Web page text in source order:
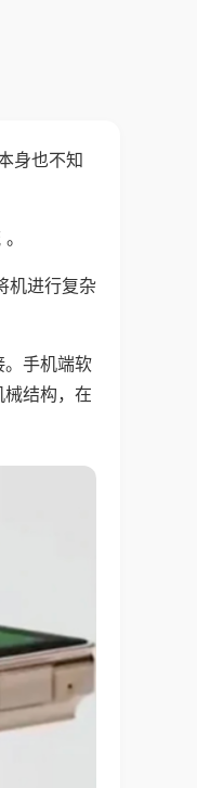
身也不知
机进行复杂
。手机端软
结构，在